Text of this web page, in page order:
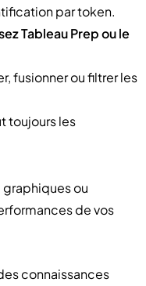
par token.
Tableau Prep ou le
fusionner ou filtrer les
toujours les
ou
de vos
connaissances